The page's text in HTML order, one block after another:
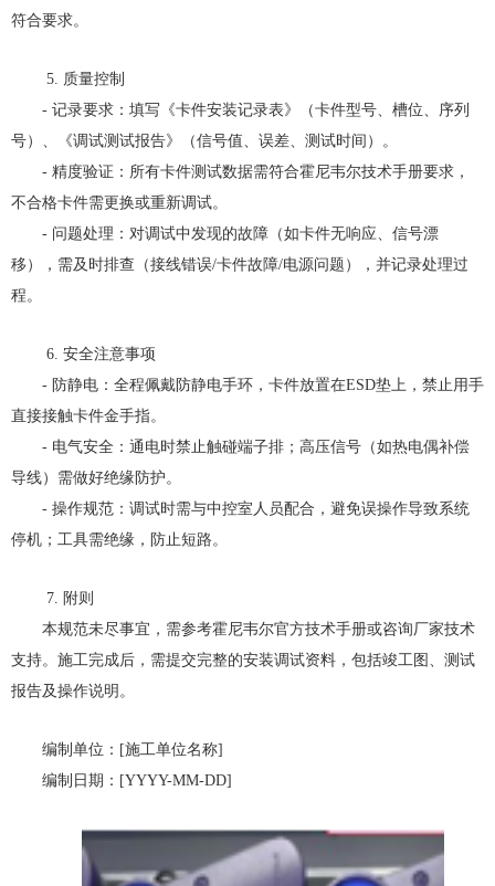
符合要求。
5. 质量控制
- 记录要求：填写《卡件安装记录表》（卡件型号、槽位、序列
号）、《调试测试报告》（信号值、误差、测试时间）。
- 精度验证：所有卡件测试数据需符合霍尼韦尔技术手册要求，
不合格卡件需更换或重新调试。
- 问题处理：对调试中发现的故障（如卡件无响应、信号漂
移），需及时排查（接线错误/卡件故障/电源问题），并记录处理过
程。
6. 安全注意事项
- 防静电：全程佩戴防静电手环，卡件放置在ESD垫上，禁止用手
直接接触卡件金手指。
- 电气安全：通电时禁止触碰端子排；高压信号（如热电偶补偿
导线）需做好绝缘防护。
- 操作规范：调试时需与中控室人员配合，避免误操作导致系统
停机；工具需绝缘，防止短路。
7. 附则
本规范未尽事宜，需参考霍尼韦尔官方技术手册或咨询厂家技术
支持。施工完成后，需提交完整的安装调试资料，包括竣工图、测试
报告及操作说明。
编制单位：[施工单位名称]
编制日期：[YYYY-MM-DD]